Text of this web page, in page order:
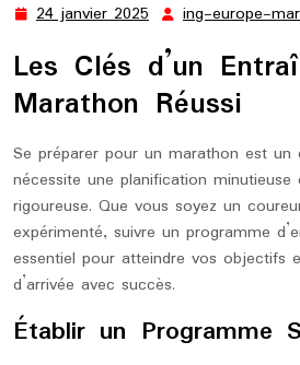
24 janvier 2025 24
janvier
2025
ing-europe-
Les Clés d’un
Marathon Réussi
Se préparer pour un marathon est un
nécessite une planification minutieuse
rigoureuse. Que vous soyez un
expérimenté, suivre un programme
essentiel pour atteindre vos objectifs
d’arrivée avec succès.
Établir un Programme